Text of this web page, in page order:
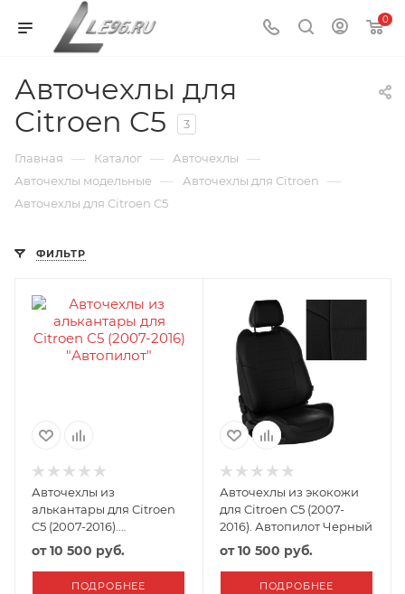
0
Авточехлы для
Citroen C5
3
Главная — Каталог — Авточехлы —
Авточехлы модельные — Авточехлы для Citroen —
Авточехлы для Citroen C5
ФИЛЬТР
Авточехлы из
алькантары для Citroen
C5 (2007-2016).
"Автопилот" Черный
от10 500 руб.
ПОДРОБНЕЕ
Авточехлы из экокожи
для Citroen C5 (2007-
2016). Автопилот Черный
от10 500 руб.
ПОДРОБНЕЕ